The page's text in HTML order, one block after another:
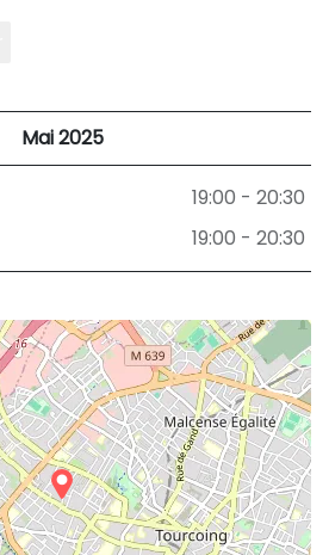
Mai 2025
19:00 - 20:30
19:00 - 20:30